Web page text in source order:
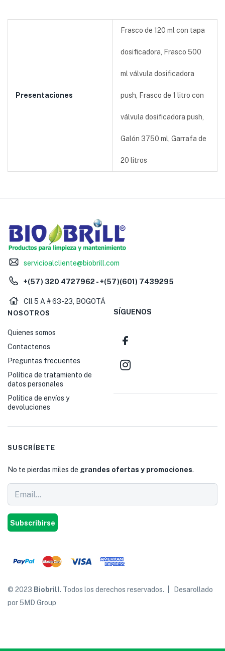
Presentaciones
Frasco de 120 ml con tapa
dosificadora, Frasco 500
ml válvula dosificadora
push, Frasco de 1 litro con
válvula dosificadora push,
Galón 3750 ml, Garrafa de
20 litros
servicioalcliente@biobrill.com
+(57) 320 4727962 - +(57)(601) 7439295
Cll 5 A # 63-23, BOGOTÁ
NOSOTROS
Quienes somos
Contactenos
Preguntas frecuentes
Política de tratamiento de
datos personales
Política de envíos y
devoluciones
SÍGUENOS
SUSCRÍBETE
No te pierdas miles de grandes ofertas y promociones.
Subscribirse
© 2023 Biobrill. Todos los derechos reservados. | Desarollado
por 5MD Group